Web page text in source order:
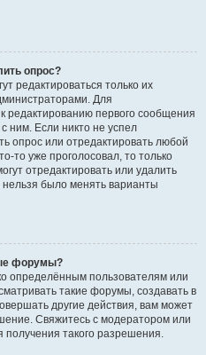
опрос?
редактироваться только их
Для
редактированию первого сообщения
ним. Если никто не успел
опрос или отредактировать любой
то уже проголосовал, то только
отредактировать или удалить
было менять варианты
форумы?
определённым пользователям или
такие форумы, создавать в
другие действия, вам может
Свяжитесь с модератором или
такого разрешения.